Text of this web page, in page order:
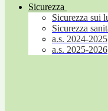
Sicurezza
Sicurezza sui
Sicurezza
a.s. 2024-2025
a.s. 2025-2026